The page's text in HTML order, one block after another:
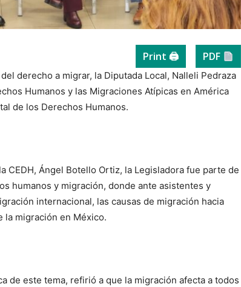
Print 🖨 PDF
derecho a migrar, la Diputada Local, Nalleli Pedraza
Humanos y las Migraciones Atípicas en América
de los Derechos Humanos.
CEDH, Ángel Botello Ortiz, la Legisladora fue parte de
humanos y migración, donde ante asistentes y
internacional, las causas de migración hacia
la migración en México.
de este tema, refirió a que la migración afecta a todos